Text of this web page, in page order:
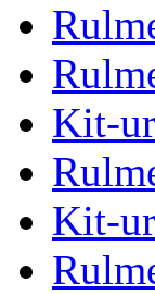
Kit-
Kit-